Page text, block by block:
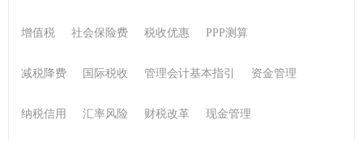
增值税 社会保险费 税收优惠 PPP测算
减税降费 国际税收 管理会计基本指引 资金管理
纳税信用 汇率风险 财税改革 现金管理